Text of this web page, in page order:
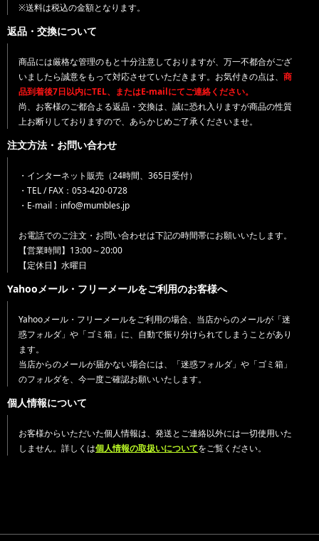
※送料は税込の金額となります。
返品・交換について
商品には厳格な管理のもと十分注意しておりますが、万一不都合がござ
いましたら誠意をもって対応させていただきます。お気付きの点は、 商
品到着後7日以内にTEL、またはE-mailにてご連絡ください。
尚、お客様のご都合よる返品・交換は、誠に恐れ入りますが商品の性質
上お断りしておりますので、あらかじめご了承くださいませ。
注文方法・お問い合わせ
・インターネット販売（24時間、365日受付）
・TEL / FAX：053-420-0728
・E-mail：info@mumbles.jp
お電話でのご注文・お問い合わせは下記の時間帯にお願いいたします。
【営業時間】13:00～20:00
【定休日】水曜日
Yahooメール・フリーメールをご利用のお客様へ
Yahooメール・フリーメールをご利用の場合、当店からのメールが「迷
惑フォルダ」や「ゴミ箱」に、自動で振り分けられてしまうことがあり
ます。
当店からのメールが届かない場合には、「迷惑フォルダ」や「ゴミ箱」
のフォルダを、今一度ご確認お願いいたします。
個人情報について
お客様からいただいた個人情報は、発送とご連絡以外には一切使用いた
しません。詳しくは個人情報の取扱いについてをご覧ください。